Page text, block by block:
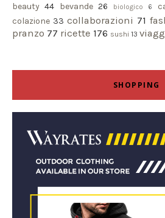
beauty 44 bevande 26 biologico 6
colazione 33 collaborazioni 71
pranzo 77 ricette 176 sushi 13
SHOPPING